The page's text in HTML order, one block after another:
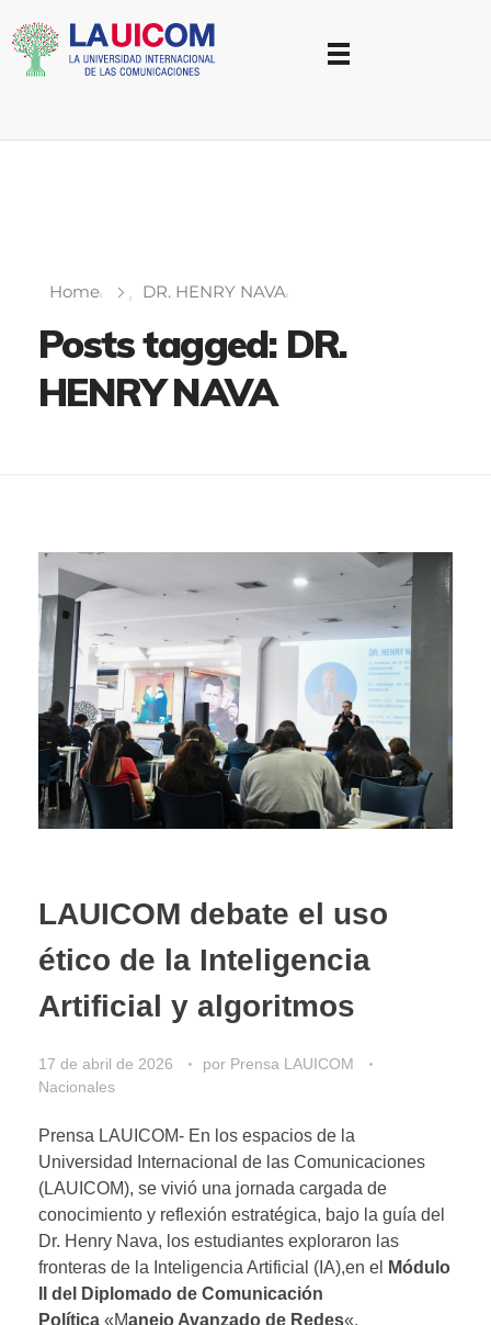
Home DR. HENRY NAVA
Posts tagged: DR.
HENRY NAVA
​LAUICOM debate el uso
ético de la Inteligencia
Artificial y algoritmos
17 de abril de 2026 por Prensa LAUICOM
Nacionales
Prensa LAUICOM- ​En los espacios de la
Universidad Internacional de las Comunicaciones
(LAUICOM), se vivió una jornada cargada de
conocimiento y reflexión estratégica, bajo la guía del
Dr. Henry Nava, los estudiantes exploraron las
fronteras de la Inteligencia Artificial (IA),en el ​
Módulo
II del Diplomado de Comunicación
Política «Manejo Avanzado de Redes«.